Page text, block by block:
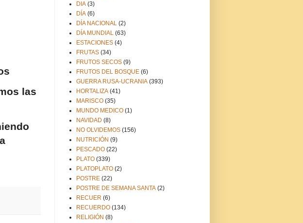
las
DIA (3)
DÍA (6)
DÍA NACIONAL (2)
DÍA MUNDIAL (63)
ESTACIONES (4)
FRUTAS (34)
FRUTOS SECOS (9)
FRUTOS DEL BOSQUE (6)
GUERRA RUSA-UCRANIA (393)
HORTALIZA (41)
MARISCO (35)
MUNDO MEDICO (1)
NAVIDAD (8)
NO OLVIDEMOS (156)
NUTRICIÓN (9)
PESCADO (22)
PLATO (339)
PLATOPLATO (2)
POSTRE (22)
POSTRE DE SEMANA SANTA (2)
RECUER (6)
RECUERDO (134)
RELIGIÓN (8)